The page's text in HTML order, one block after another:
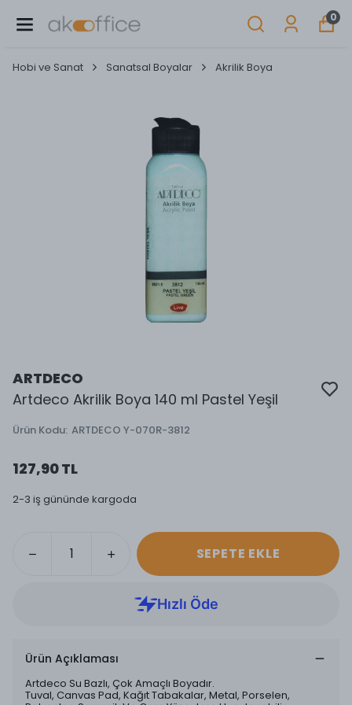
0
Hobi ve Sanat Sanatsal Boyalar Akrilik Boya
ARTDECO
Artdeco Akrilik Boya 140 ml Pastel Yeşil
Ürün Kodu: ARTDECO Y-070R-3812
127,90 TL
2-3 iş gününde kargoda
SEPETE EKLE
Ürün Açıklaması
Artdeco Su Bazlı, Çok Amaçlı Boyadır.
Tuval, Canvas Pad, Kağıt Tabakalar, Metal, Porselen,